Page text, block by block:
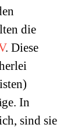
die
. Diese
In
sind sie